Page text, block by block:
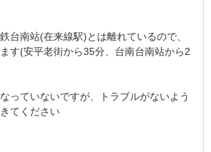
台南站(在来線駅)とは離れているので、
す(安平老街から35分、台南台南站から2
っていないですが、トラブルがないよう
てください